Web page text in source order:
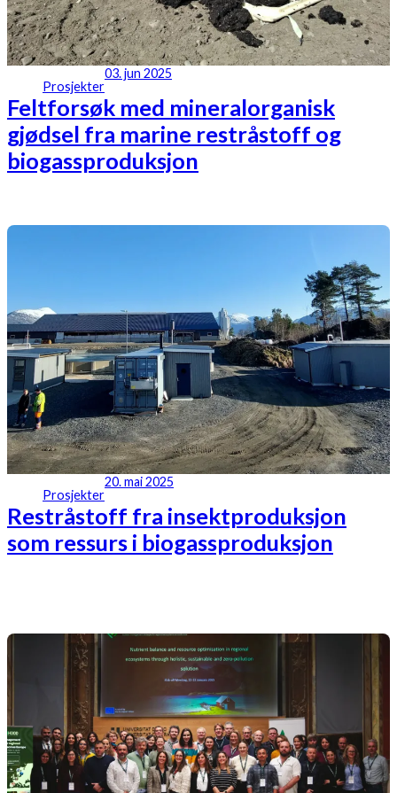
Prosjekter
03. jun 2025
Feltforsøk med mineralorganisk
gjødsel fra marine restråstoff og
biogassproduksjon
Prosjekter
20. mai 2025
Restråstoff fra insektproduksjon
som ressurs i biogassproduksjon